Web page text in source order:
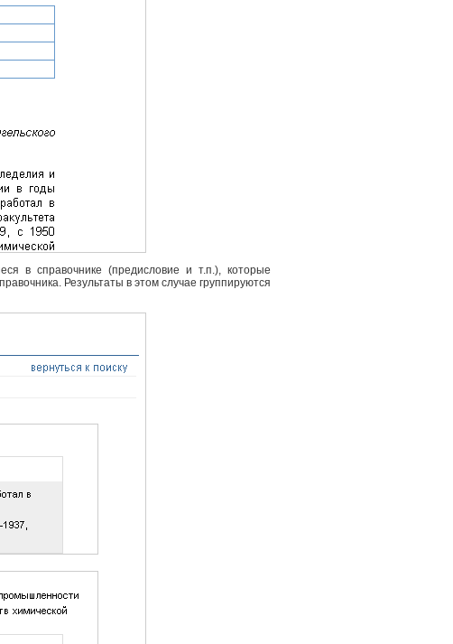
в справочнике (предисловие и т.п.), которые
Результаты в этом случае группируются